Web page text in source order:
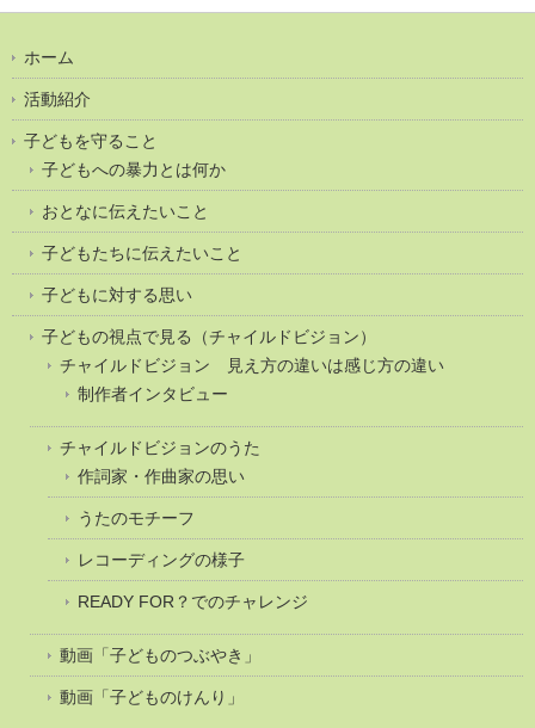
ホーム
活動紹介
子どもを守ること
子どもへの暴力とは何か
おとなに伝えたいこと
子どもたちに伝えたいこと
子どもに対する思い
子どもの視点で見る（チャイルドビジョン）
チャイルドビジョン 見え方の違いは感じ方の違い
制作者インタビュー
チャイルドビジョンのうた
作詞家・作曲家の思い
うたのモチーフ
レコーディングの様子
READY FOR？でのチャレンジ
動画「子どものつぶやき」
動画「子どものけんり」